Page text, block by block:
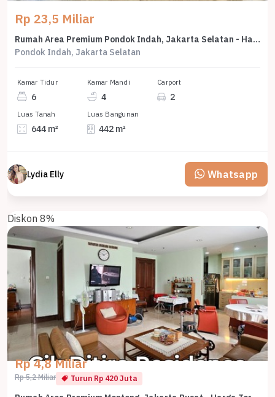
Rp 23,5 Miliar
Rumah Area Premium Pondok Indah, Jakarta Selatan - Harga Menarik 23,5 Miliar
Pondok Indah, Jakarta Selatan
Kamar Tidur
6
Kamar Mandi
4
Carport
2
Luas Tanah
644 m²
Luas Bangunan
442 m²
Lydia Elly Whatsapp
Diskon 8%
Rp 4,8 Miliar
Rp 5,2 Miliar Turun Rp 420 Juta